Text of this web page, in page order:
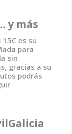
y más
es su
para
sin
gracias a su
podrás